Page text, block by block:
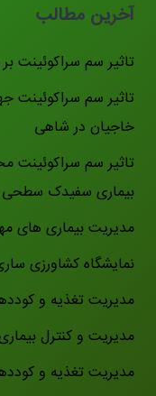
آخرین مطالب
تاثیر سم سراکوئینت
تاثیر سم سراکوئینت
خاجیان در شاهی
تاثیر سم
بیماری سفیدک سطحی
مدیریت بیماری های
نمایشگاه کشاورزی ساری-
مدیریت تغذیه و
مدیریت و کنترل
مدیریت تغذیه و